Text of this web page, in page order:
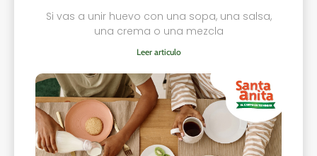
Si vas a unir huevo con una sopa, una salsa,
una crema o una mezcla
Leer articulo